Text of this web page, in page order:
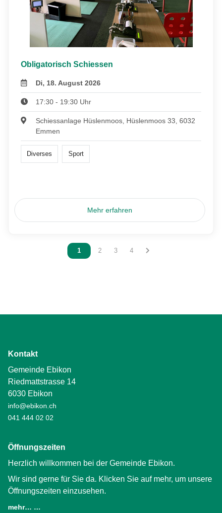
Obligatorisch Schiessen
Di, 18. August 2026
17:30 - 19:30 Uhr
Schiessanlage Hüslenmoos, Hüslenmoos 33, 6032
Emmen
Diverses Sport
Mehr erfahren
Vous êtes sur la page
1 Vous êtes sur la page
2 Vous êtes sur la page
3 Vous êtes sur la page
4
Kontakt
Gemeinde Ebikon
Riedmattstrasse 14
6030 Ebikon
info@ebikon.ch
041 444 02 02
Öffnungszeiten
Herzlich willkommen bei der Gemeinde Ebikon.
Wir sind gerne für Sie da. Klicken Sie auf mehr, um unsere
Öffnungszeiten einzusehen.
mehr… …